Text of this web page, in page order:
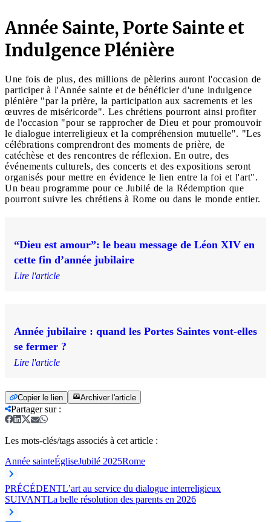
Année Sainte, Porte Sainte et
Indulgence Plénière
Une fois de plus, des millions de pèlerins auront l'occasion de
participer à l'Année sainte et de bénéficier d'une indulgence
plénière "par la prière, la participation aux sacrements et les
œuvres de miséricorde". Les chrétiens pourront ainsi profiter
de l'occasion "pour se rapprocher de Dieu et pour promouvoir
le dialogue interreligieux et la compréhension mutuelle". "Les
célébrations comprendront des moments de prière, de
catéchèse et des rencontres de réflexion. En outre, des
événements culturels, des concerts et des expositions seront
organisés pour mettre en évidence le lien entre la foi et l'art".
Un beau programme pour ce Jubilé de la Rédemption que
pourront suivre les chrétiens à Rome ou dans le monde entier.
“Dieu est amour”: le beau message de Léon XIV en
cette fin d’année jubilaire
Lire l'article
Année jubilaire : quand les Portes Saintes vont-elles
se fermer ?
Lire l'article
Copier le lien Archiver l'article
Partager sur:
Les mots-clés/tags associés à cet article :
Année sainteÉgliseJubilé 2025Rome
PRÉCÉDENTL’art au service du dialogue interreligieux
SUIVANTLa belle résolution des parents en 2026